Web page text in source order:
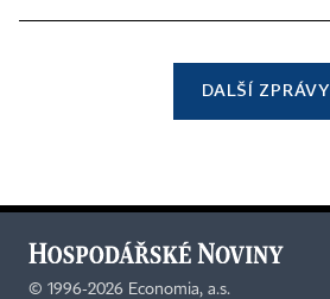
DALŠÍ ZPRÁVY
© 1996-2026 Economia, a.s.